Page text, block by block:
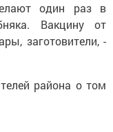
один раз в
Вакцину от
заготовители, -
района о том